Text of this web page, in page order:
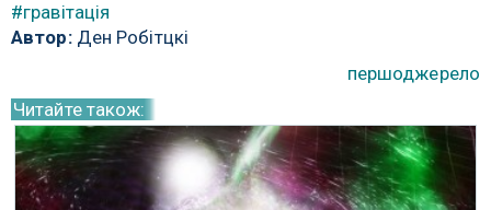
#гравітація
Автор:Ден Робітцкі
першоджерело
Читайте також: